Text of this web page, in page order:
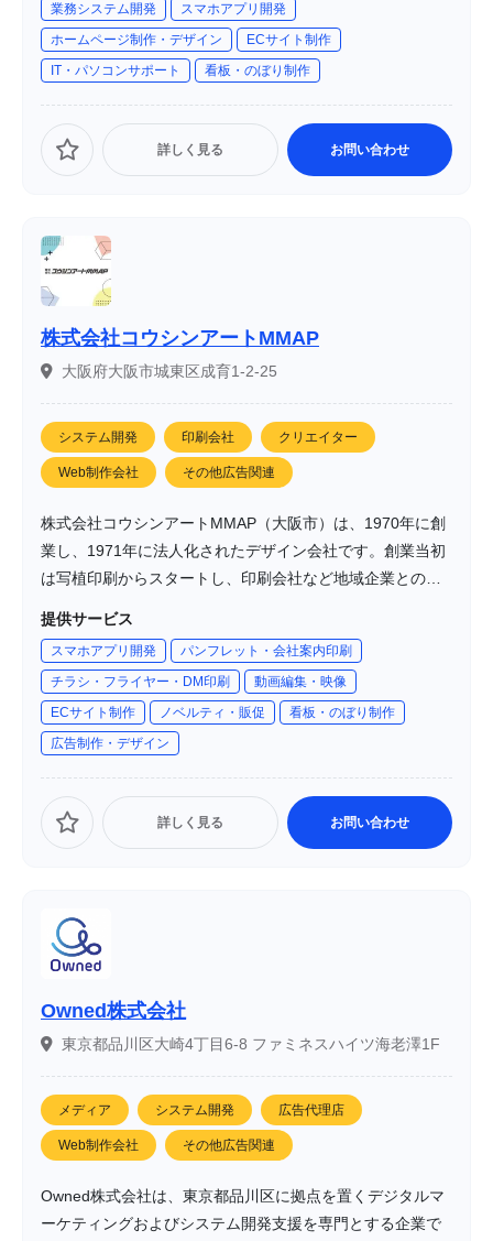
す。
業務システム開発
スマホアプリ開発
ホームページ制作・デザイン
ECサイト制作
IT・パソコンサポート
看板・のぼり制作
詳しく見る お問い合わせ
株式会社コウシンアートMMAP
大阪府大阪市城東区成育1-2-25
システム開発 印刷会社 クリエイター
Web制作会社 その他広告関連
株式会社コウシンアートMMAP（大阪市）は、1970年に創
業し、1971年に法人化されたデザイン会社です。創業当初
は写植印刷からスタートし、印刷会社など地域企業とのネ
たるデザイン業務を手掛け、企業の課題解決に貢献してい
ます。
提供サービス
スマホアプリ開発
パンフレット・会社案内印刷
チラシ・フライヤー・DM印刷
動画編集・映像
ECサイト制作
ノベルティ・販促
看板・のぼり制作
広告制作・デザイン
詳しく見る お問い合わせ
Owned株式会社
東京都品川区大崎4丁目6-8 ファミネスハイツ海老澤1F
メディア システム開発 広告代理店
Web制作会社 その他広告関連
Owned株式会社は、東京都品川区に拠点を置くデジタルマ
ーケティングおよびシステム開発支援を専門とする企業で